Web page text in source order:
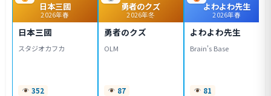
日本三國
2026年春
日本三國
スタジオカフカ
352
勇者のクズ
2026年冬
勇者のクズ
OLM
87
よわよわ先生
2026年春
よわよわ先生
Brain's Base
81